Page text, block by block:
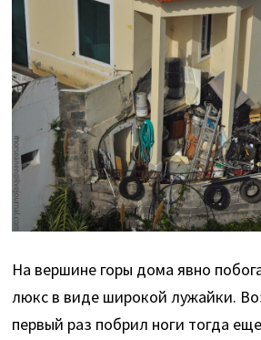
На вершине горы дома явно
люкс в виде широкой лужайки.
первый раз побрил ноги тогда